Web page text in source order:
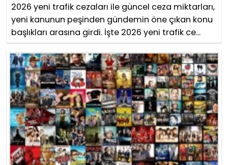
2026 yeni trafik cezaları ile güncel ceza miktarları,
yeni kanunun peşinden gündemin öne çıkan konu
başlıkları arasına girdi. İşte 2026 yeni trafik ce...